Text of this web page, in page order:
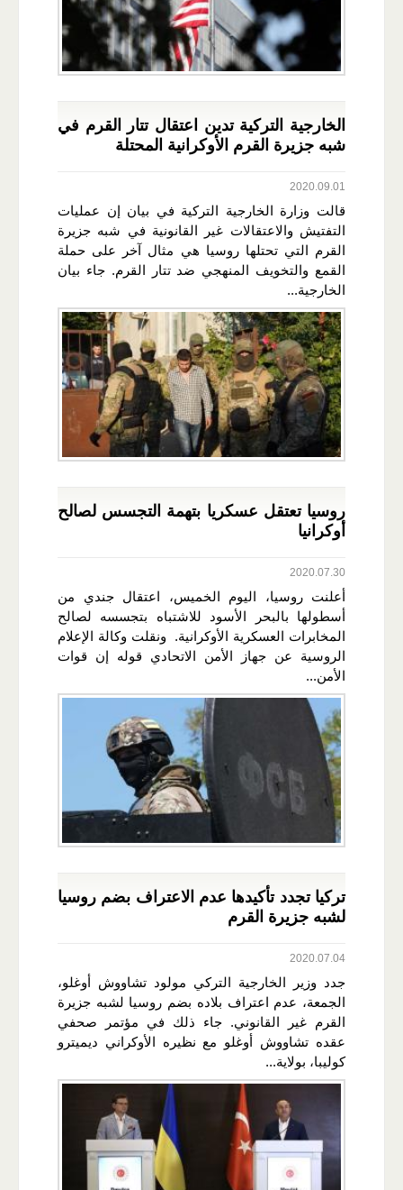
الخارجية التركية تدين اعتقال تتار القرم في
شبه جزيرة القرم الأوكرانية المحتلة
2020.09.01
قالت وزارة الخارجية التركية في بيان إن عمليات
التفتيش والاعتقالات غير القانونية في شبه جزيرة
القرم التي تحتلها روسيا هي مثال آخر على حملة
القمع والتخويف المنهجي ضد تتار القرم. جاء بيان
الخارجية...
روسيا تعتقل عسكريا بتهمة التجسس لصالح
أوكرانيا
2020.07.30
أعلنت روسيا، اليوم الخميس، اعتقال جندي من
أسطولها بالبحر الأسود للاشتباه بتجسسه لصالح
المخابرات العسكرية الأوكرانية. ونقلت وكالة الإعلام
الروسية عن جهاز الأمن الاتحادي قوله إن قوات
الأمن...
تركيا تجدد تأكيدها عدم الاعتراف بضم روسيا
لشبه جزيرة القرم
2020.07.04
جدد وزير الخارجية التركي مولود تشاووش أوغلو،
الجمعة، عدم اعتراف بلاده بضم روسيا لشبه جزيرة
القرم غير القانوني. جاء ذلك في مؤتمر صحفي
عقده تشاووش أوغلو مع نظيره الأوكراني ديميترو
كوليبا، بولاية...